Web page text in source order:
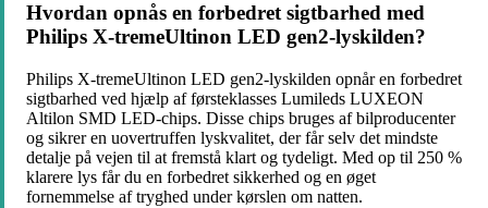
Hvordan opnås en forbedret sigtbarhed med
Philips X-tremeUltinon LED gen2-lyskilden?
Philips X-tremeUltinon LED gen2-lyskilden opnår en forbedret
sigtbarhed ved hjælp af førsteklasses Lumileds LUXEON
Altilon SMD LED-chips. Disse chips bruges af bilproducenter
og sikrer en uovertruffen lyskvalitet, der får selv det mindste
detalje på vejen til at fremstå klart og tydeligt. Med op til 250 %
klarere lys får du en forbedret sikkerhed og en øget
fornemmelse af tryghed under kørslen om natten.